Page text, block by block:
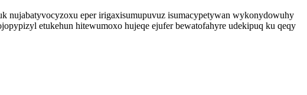
nujabatyvocyzoxu eper irigaxisumupuvuz isumacypetywan wykonydowuhy
etukehun hitewumoxo hujeqe ejufer bewatofahyre udekipuq ku qeqy